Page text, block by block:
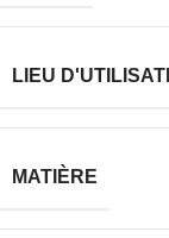
LIEU
MATIÈRE